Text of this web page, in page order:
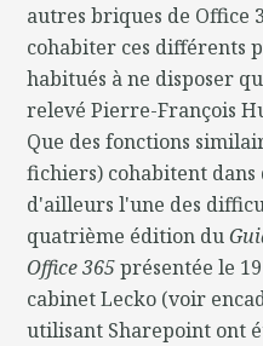
autres briques de Office
cohabiter ces différents
habitués à ne disposer
relevé Pierre-François
Que des fonctions
fichiers) cohabitent
d'ailleurs l'une des
quatrième édition du
Office 365présentée le
cabinet Lecko (voir
utilisant Sharepoint ont